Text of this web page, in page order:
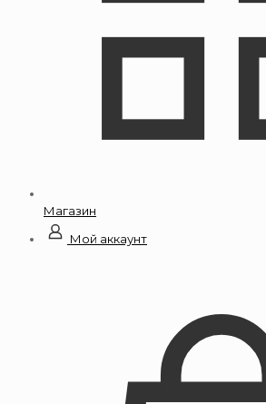
Магазин
Мой аккаунт